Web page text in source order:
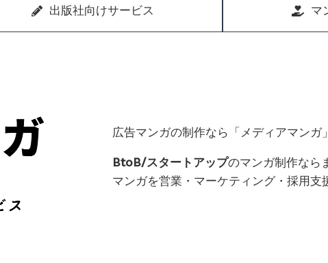
出版社向けサービス マ
広告マンガの制作なら「メディアマンガ」
BtoB/スタートアップのマンガ制作なら
マンガを営業・マーケティング・採用支